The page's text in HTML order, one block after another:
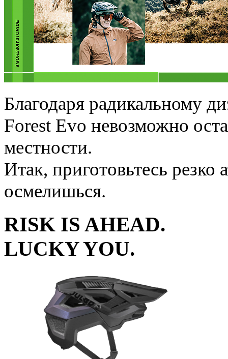
Благодаря радикальному
Forest Evo невозможно
местности.
Итак, приготовьтесь резко
осмелишься.
RISK IS AHEAD.
LUCKY YOU.